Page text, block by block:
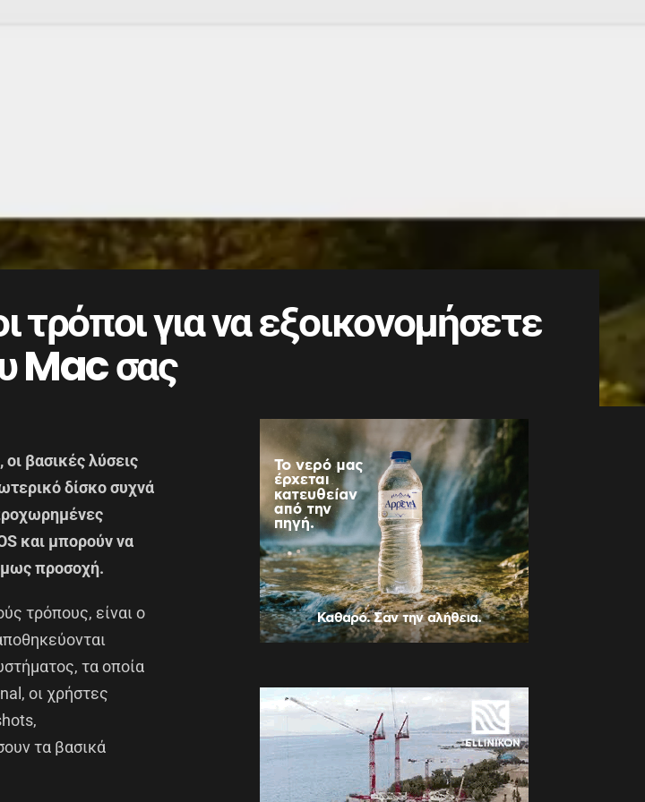
για να εξοικονομήσετε
Mac σας
βασικές λύσεις
δίσκο συχνά
και μπορούν να
προσοχή.
τρόπους, είναι ο
τα οποία
οι χρήστες
τα βασικά